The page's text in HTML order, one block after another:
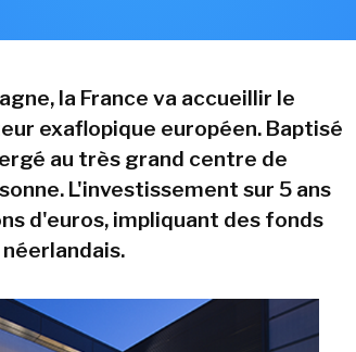
la France va accueillir le
exaflopique européen. Baptisé
au très grand centre de
L'investissement sur 5 ans
d'euros, impliquant des fonds